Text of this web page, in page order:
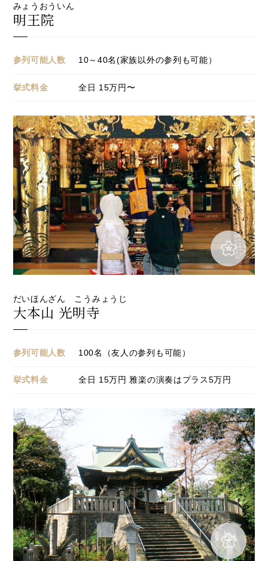
みょうおういん
明王院
参列可能人数 10～40名(家族以外の参列も可能）
挙式料金 全日 15万円〜
だいほんざん こうみょうじ
大本山 光明寺
参列可能人数 100名（友人の参列も可能）
挙式料金 全日 15万円 雅楽の演奏はプラス5万円